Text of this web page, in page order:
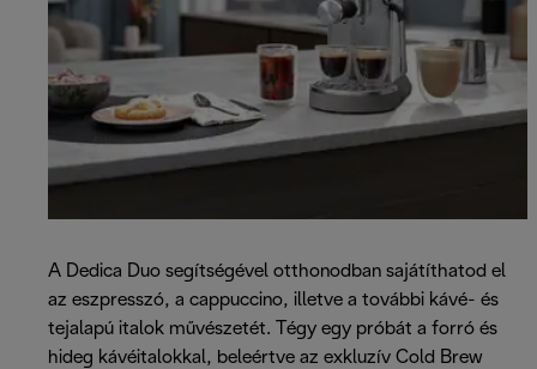
A Dedica Duo segítségével otthonodban sajátíthatod el
az eszpresszó, a cappuccino, illetve a további kávé- és
tejalapú italok művészetét. Tégy egy próbát a forró és
hideg kávéitalokkal, beleértve az exkluzív Cold Brew